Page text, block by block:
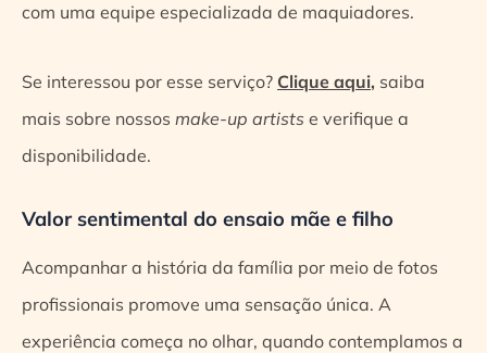
com uma equipe especializada de maquiadores.
Se interessou por esse serviço? Clique aqui, saiba
mais sobre nossos make-up artists e verifique a
disponibilidade.
Valor sentimental do ensaio mãe e filho
Acompanhar a história da família por meio de fotos
profissionais promove uma sensação única. A
experiência começa no olhar, quando contemplamos a